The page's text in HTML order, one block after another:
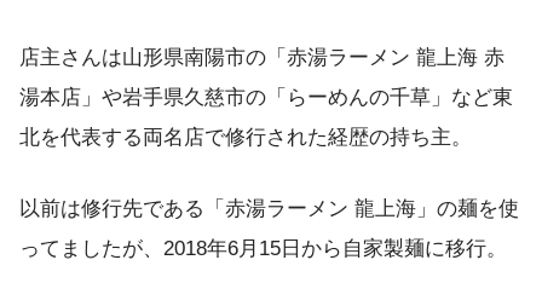
店主さんは山形県南陽市の「赤湯ラーメン 龍上海 赤
湯本店」や岩手県久慈市の「らーめんの千草」など東
北を代表する両名店で修行された経歴の持ち主。
以前は修行先である「赤湯ラーメン 龍上海」の麺を使
ってましたが、2018年6月15日から自家製麺に移行。